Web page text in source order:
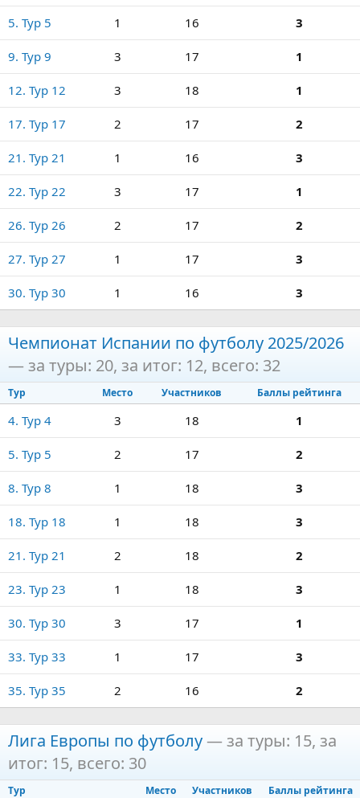
5. Тур 5 1 16 3
9. Тур 9 3 17 1
12. Тур 12 3 18 1
17. Тур 17 2 17 2
21. Тур 21 1 16 3
22. Тур 22 3 17 1
26. Тур 26 2 17 2
27. Тур 27 1 17 3
30. Тур 30 1 16 3
Чемпионат Испании по футболу 2025/2026
— за туры: 20, за итог: 12, всего: 32
Тур Место Участников Баллы рейтинга
4. Тур 4 3 18 1
5. Тур 5 2 17 2
8. Тур 8 1 18 3
18. Тур 18 1 18 3
21. Тур 21 2 18 2
23. Тур 23 1 18 3
30. Тур 30 3 17 1
33. Тур 33 1 17 3
35. Тур 35 2 16 2
Лига Европы по футболу— за туры: 15, за
итог: 15, всего: 30
Тур Место Участников Баллы рейтинга